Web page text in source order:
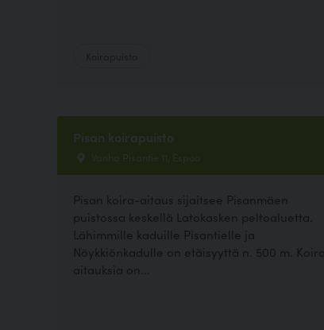
Pisan koirapuisto
Vanha Pisantie 11, Espoo
Pisan koira-aitaus sijaitsee Pisanmäen
puistossa keskellä Latokasken peltoaluetta.
Lähimmille kaduille Pisantielle ja
Nöykkiönkadulle on etäisyyttä n. 500 m.
aitauksia on...